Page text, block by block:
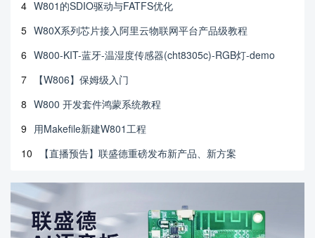
4 W801的SDIO驱动与FATFS优化
5 W80X系列芯片接入阿里云物联网平台产品级教程
6 W800-KIT-蓝牙-温湿度传感器(cht8305c)-RGB灯-demo
7
【W806】保姆级入门
8 W800 开发套件鸿蒙系统教程
9 用Makefile新建W801工程
10
【直播预告】联盛德重磅发布新产品、新方案